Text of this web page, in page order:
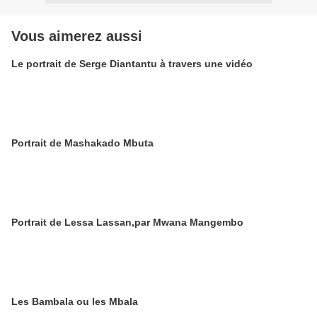
Vous aimerez aussi
Le portrait de Serge Diantantu à travers une vidéo
Portrait de Mashakado Mbuta
Portrait de Lessa Lassan,par Mwana Mangembo
Les Bambala ou les Mbala